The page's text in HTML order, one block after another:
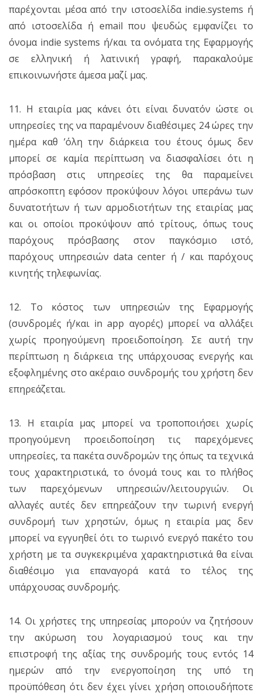
παρέχονται μέσα από την ιστοσελίδα indie.systems ή
από ιστοσελίδα ή email που ψευδώς εμφανίζει το
όνομα indie systems ή/και τα ονόματα της Εφαρμογής
σε ελληνική ή λατινική γραφή, παρακαλούμε
επικοινωνήστε άμεσα μαζί μας.
11. Η εταιρία μας κάνει ότι είναι δυνατόν ώστε οι
υπηρεσίες της να παραμένουν διαθέσιμες 24 ώρες την
ημέρα καθ ’όλη την διάρκεια του έτους όμως δεν
μπορεί σε καμία περίπτωση να διασφαλίσει ότι η
πρόσβαση στις υπηρεσίες της θα παραμείνει
απρόσκοπτη εφόσον προκύψουν λόγοι υπεράνω των
δυνατοτήτων ή των αρμοδιοτήτων της εταιρίας μας
και οι οποίοι προκύψουν από τρίτους, όπως τους
παρόχους πρόσβασης στον παγκόσμιο ιστό,
παρόχους υπηρεσιών data center ή / και παρόχους
κινητής τηλεφωνίας.
12. Το κόστος των υπηρεσιών της Εφαρμογής
(συνδρομές ή/και in app αγορές) μπορεί να αλλάξει
χωρίς προηγούμενη προειδοποίηση. Σε αυτή την
περίπτωση η διάρκεια της υπάρχουσας ενεργής και
εξοφλημένης στο ακέραιο συνδρομής του χρήστη δεν
επηρεάζεται.
13. Η εταιρία μας μπορεί να τροποποιήσει χωρίς
προηγούμενη προειδοποίηση τις παρεχόμενες
υπηρεσίες, τα πακέτα συνδρομών της όπως τα τεχνικά
τους χαρακτηριστικά, το όνομά τους και το πλήθος
των παρεχόμενων υπηρεσιών/λειτουργιών. Οι
αλλαγές αυτές δεν επηρεάζουν την τωρινή ενεργή
συνδρομή των χρηστών, όμως η εταιρία μας δεν
μπορεί να εγγυηθεί ότι το τωρινό ενεργό πακέτο του
χρήστη με τα συγκεκριμένα χαρακτηριστικά θα είναι
διαθέσιμο για επαναγορά κατά το τέλος της
υπάρχουσας συνδρομής.
14. Οι χρήστες της υπηρεσίας μπορούν να ζητήσουν
την ακύρωση του λογαριασμού τους και την
επιστροφή της αξίας της συνδρομής τους εντός 14
ημερών από την ενεργοποίηση της υπό τη
προϋπόθεση ότι δεν έχει γίνει χρήση οποιουδήποτε